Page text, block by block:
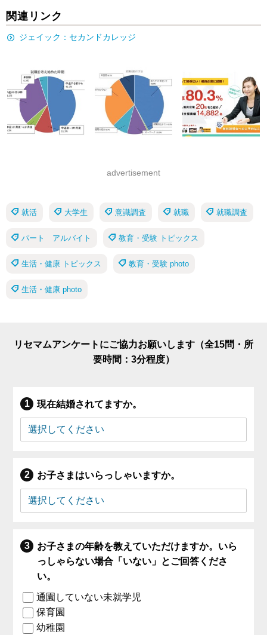
関連リンク
ジェイック：セカンドカレッジ
advertisement
就活 大学生 意識調査 就職 就職調査
パート アルバイト 教育・受験 トピックス
生活・健康 トピックス 教育・受験 photo
生活・健康 photo
リセマムアンケートにご協力お願いします（全15問・所
要時間：3分程度）
現在結婚されてますか。
お子さまはいらっしゃいますか。
お子さまの年齢を教えていただけますか。いら
っしゃらない場合「いない」とご回答くださ
い。
通園していない未就学児
保育園
幼稚園